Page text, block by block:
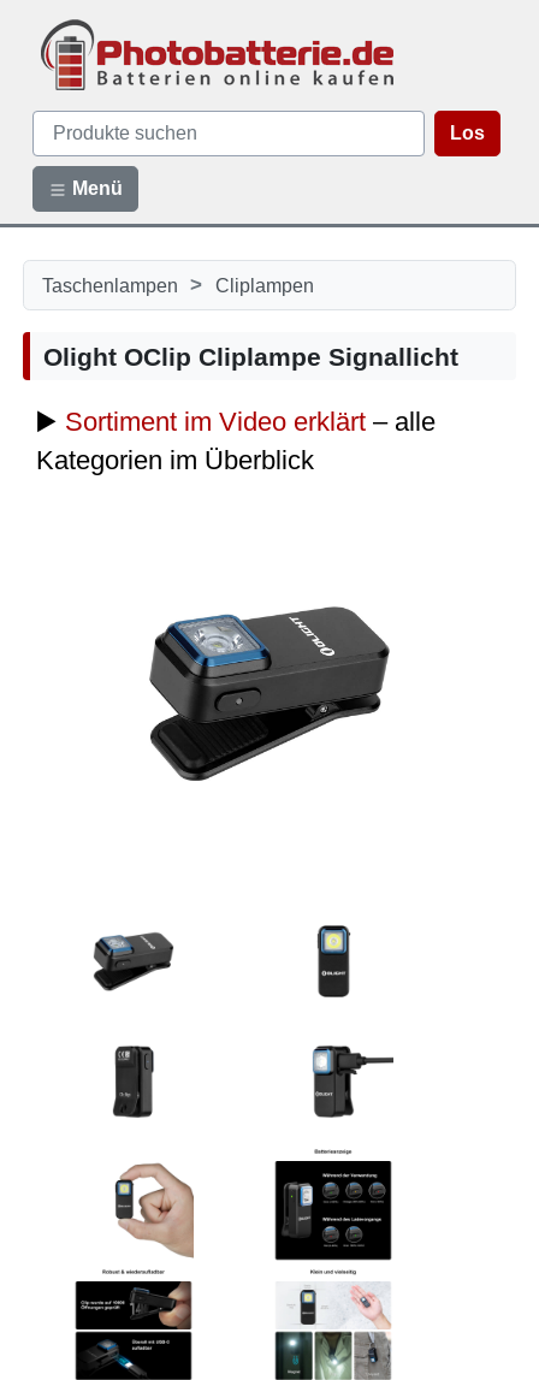
Los
Menü
Taschenlampen > Cliplampen
Olight OClip Cliplampe Signallicht
▶️ Sortiment im Video erklärt – alle
Kategorien im Überblick